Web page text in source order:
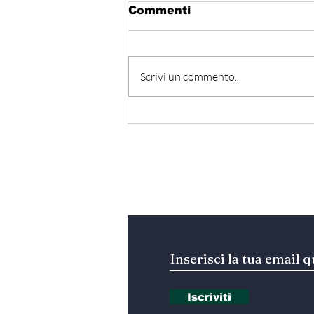
Commenti
Scrivi un commento...
Iscriviti